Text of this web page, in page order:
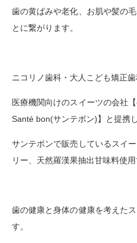
歯の黄ばみや老化、お肌や髪の
とに繋がります。
ニコリノ歯科・大人こども矯正歯
医療機関向けのスイーツの会社
Santé bon(サンテボン)】と提携
サンテボンで販売しているスイ
リー、天然羅漢果抽出甘味料使用
歯の健康と身体の健康を考えた
す。